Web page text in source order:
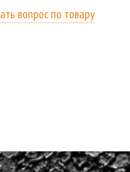
вопрос по товару